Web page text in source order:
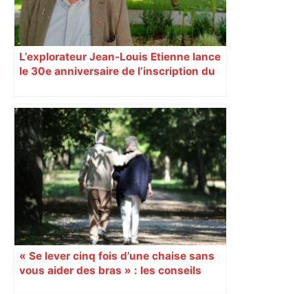
L’explorateur Jean-Louis Etienne lance
le 30e anniversaire de l’inscription du
« Se lever cinq fois d’une chaise sans
vous aider des bras » : les conseils